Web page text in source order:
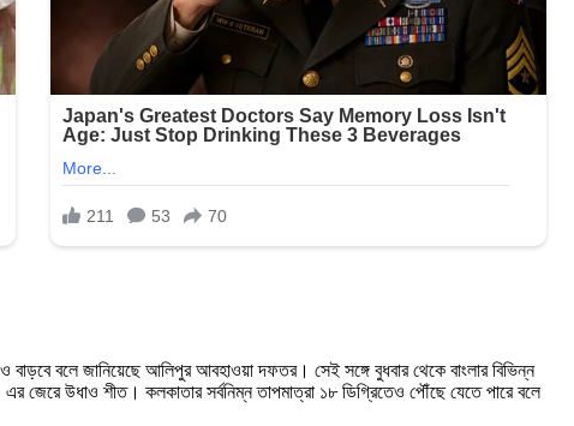
বাড়বে বলে জানিয়েছে আলিপুর আবহাওয়া দফতর। সেই সঙ্গে বুধবার থেকে বাংলার বিভিন্ন
জেরে উধাও শীত। কলকাতার সর্বনিম্ন তাপমাত্রা ১৮ ডিগ্রিতেও পৌঁছে যেতে পারে বলে